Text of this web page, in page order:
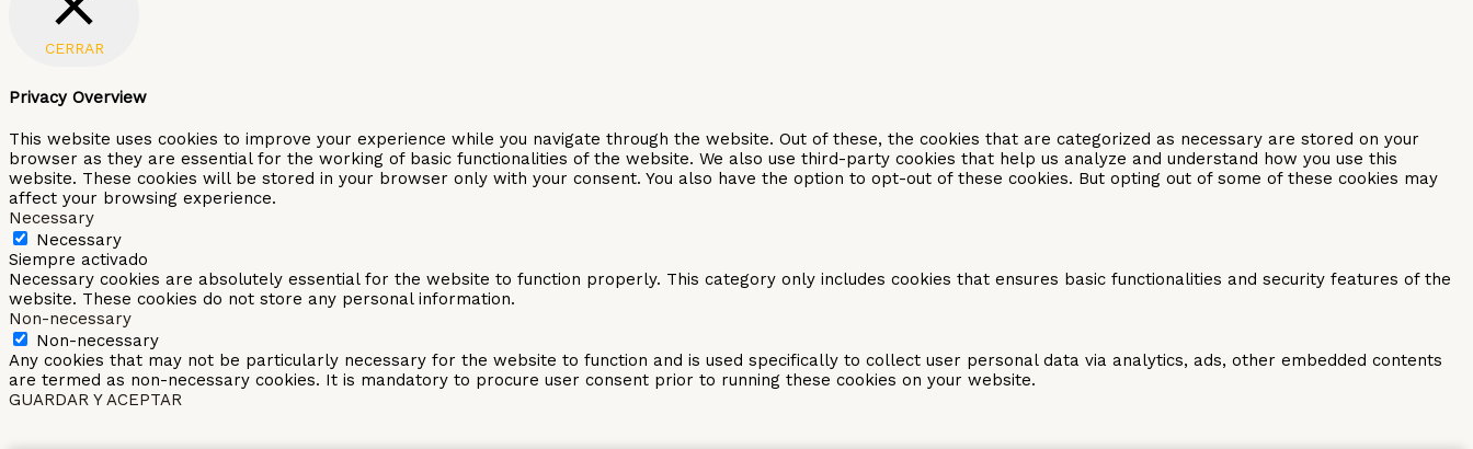
CERRAR
Privacy Overview
This website uses cookies to improve your experience while you navigate through the website. Out of these, the cookies that are categorized as necessary are stored on your
browser as they are essential for the working of basic functionalities of the website. We also use third-party cookies that help us analyze and understand how you use this
website. These cookies will be stored in your browser only with your consent. You also have the option to opt-out of these cookies. But opting out of some of these cookies may
affect your browsing experience.
Necessary
Necessary
Siempre activado
Necessary cookies are absolutely essential for the website to function properly. This category only includes cookies that ensures basic functionalities and security features of the
website. These cookies do not store any personal information.
Non-necessary
Non-necessary
Any cookies that may not be particularly necessary for the website to function and is used specifically to collect user personal data via analytics, ads, other embedded contents
are termed as non-necessary cookies. It is mandatory to procure user consent prior to running these cookies on your website.
GUARDAR Y ACEPTAR